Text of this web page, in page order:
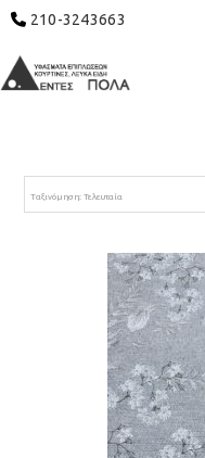
210-3243663
Ταξινόμηση: Τελευταία